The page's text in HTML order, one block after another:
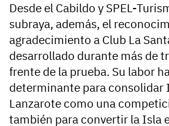
Desde el Cabildo y SPEL-
subraya, además, el
agradecimiento a Club La
desarrollado durante más de
frente de la prueba. Su labor
determinante para consolidar
Lanzarote como una
también para convertir la Isla